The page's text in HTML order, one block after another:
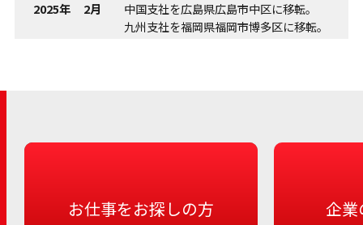
2025年
2月
中国支社を広島県広島市中区に移転。
九州支社を福岡県福岡市博多区に移転。
お仕事をお探しの方 企